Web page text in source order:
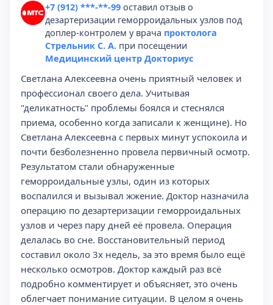
+7 (912) ***-**-99 оставил отзыв о
дезартеризации геморроидальных узлов под
доплер-контролем у врача проктолога
Стрельник С. А. при посещении
Медицинский центр Докториус
Светлана Алексеевна очень приятный человек и
профессионал своего дела. Учитывая
"деликатность" проблемы боялся и стеснялся
приема, особенно когда записали к женщине). Но
Светлана Алексеевна с первых минут успокоила и
почти безболезненно провела первичный осмотр.
Результатом стали обнаруженные
геморроидальные узлы, один из которых
воспалился и вызывал жжение. Доктор назначила
операцию по дезартеризации геморроидальных
узлов и через пару дней её провела. Операция
делалась во сне. Восстановительный период
составил около 3х недель, за это время было ещё
несколько осмотров. Доктор каждый раз всё
подробно комментирует и объясняет, это очень
облегчает понимание ситуации. В целом я очень